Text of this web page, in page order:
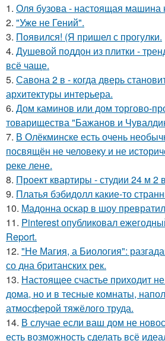
1. Оля бузова - настоящая машина
2. "Уже не Гений".
3. Появился! (Я пришел с прогулки.
4. Душевой поддон из плитки -
всё чаще.
5. Савона 2 в - когда дверь
архитектуры интерьера.
6. Дом каминов или дом торгово-
товарищества "Бажанов и
7. В Олёкминске есть очень
посвящён не человеку и не
реке лене.
8. Проект квартиры - студии 24 м
9. Платья бэбидолл какие-то
10. Мадонна оскар в шоу
11. Pinterest опубликовал
Report.
12. "Не Магия, а Биология":
со дна британских рек.
13. Настоящее счастье приходит
дома, но и в тесные комнаты,
атмосферой тяжёлого труда.
14. В случае если ваш дом не
есть возможность сделать всё